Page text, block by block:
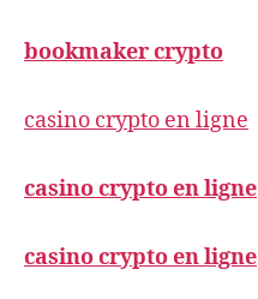
bookmaker crypto
casino crypto en ligne
casino crypto en ligne
casino crypto en ligne